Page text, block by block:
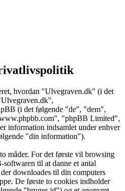
hvordan "Ulvegraven.dk" (i det
(i det følgende "de", "dem",
"phpBB Limited",
information indsamlet under enhver
"din information").
måder. For det første vil browsing
til at danne et antal
downloades til din computers
De første to cookies indholder